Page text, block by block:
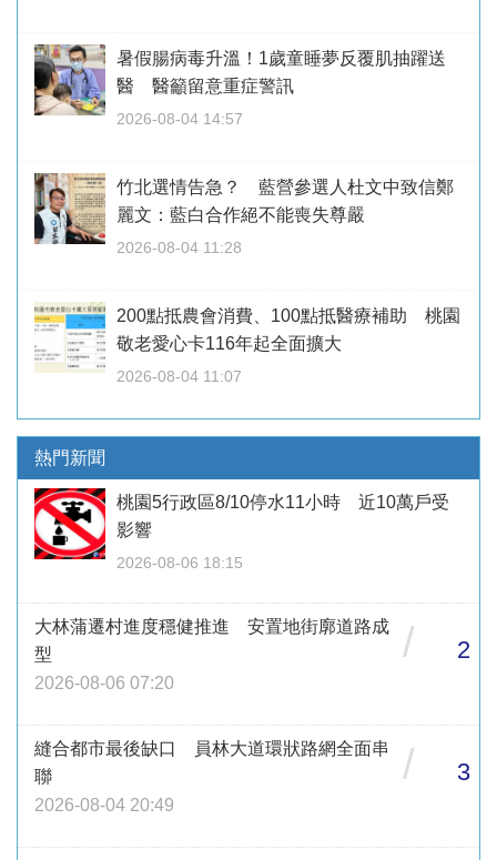
暑假腸病毒升溫！1歲童睡夢反覆肌抽躍送
醫 醫籲留意重症警訊
2026-08-04 14:57
竹北選情告急？ 藍營參選人杜文中致信鄭
麗文：藍白合作絕不能喪失尊嚴
2026-08-04 11:28
200點抵農會消費、100點抵醫療補助 桃園
敬老愛心卡116年起全面擴大
2026-08-04 11:07
熱門新聞
桃園5行政區8/10停水11小時 近10萬戶受
影響
2026-08-06 18:15
大林蒲遷村進度穩健推進 安置地街廓道路成
型
2026-08-06 07:20
/ 2
縫合都市最後缺口 員林大道環狀路網全面串
聯
2026-08-04 20:49
/ 3